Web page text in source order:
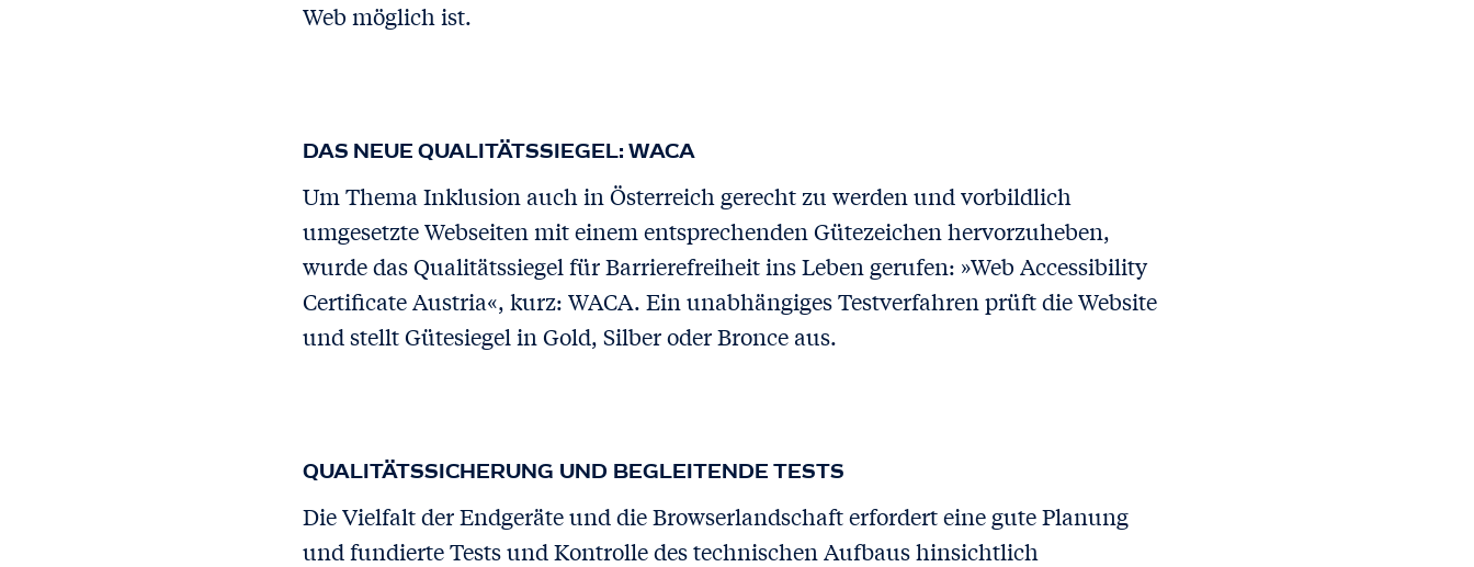
Web möglich ist.
DAS NEUE QUALITÄTSSIEGEL: WACA
Um Thema Inklusion auch in Österreich gerecht zu werden und vorbildlich
umgesetzte Webseiten mit einem entsprechenden Gütezeichen hervorzuheben,
wurde das Qualitätssiegel für Barrierefreiheit ins Leben gerufen: »Web Accessibility
Certificate Austria«, kurz: WACA. Ein unabhängiges Testverfahren prüft die Website
und stellt Gütesiegel in Gold, Silber oder Bronce aus.
QUALITÄTSSICHERUNG UND BEGLEITENDE TESTS
Die Vielfalt der Endgeräte und die Browserlandschaft erfordert eine gute Planung
und fundierte Tests und Kontrolle des technischen Aufbaus hinsichtlich